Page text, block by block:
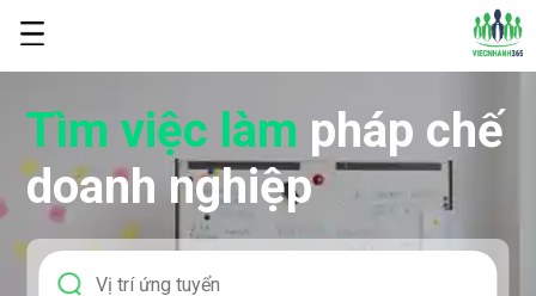
Tìm việc làm pháp chế
doanh nghiệp